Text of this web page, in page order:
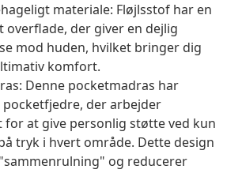
materiale: Fløjlsstof har en
overflade, der giver en dejlig
mod huden, hvilket bringer dig
komfort.
Denne pocketmadras har
pocketfjedre, der arbejder
at give personlig støtte ved kun
tryk i hvert område. Dette design
og reducerer